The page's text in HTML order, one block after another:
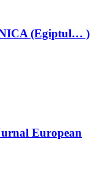
(Egiptul… )
European